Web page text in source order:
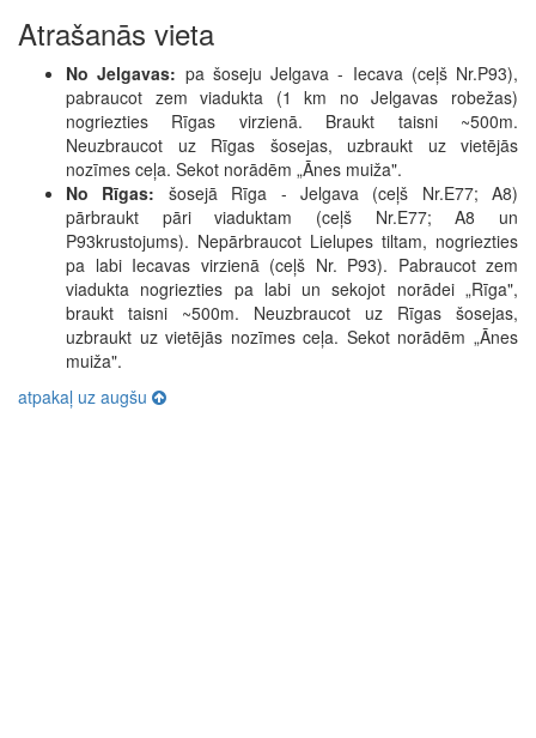
Atrašanās vieta
No Jelgavas: pa šoseju Jelgava - Iecava (ceļš Nr.P93),
pabraucot zem viadukta (1 km no Jelgavas robežas)
nogriezties Rīgas virzienā. Braukt taisni ~500m.
Neuzbraucot uz Rīgas šosejas, uzbraukt uz vietējās
nozīmes ceļa. Sekot norādēm „Ānes muiža".
No Rīgas: šosejā Rīga - Jelgava (ceļš Nr.E77; A8)
pārbraukt pāri viaduktam (ceļš Nr.E77; A8 un
P93krustojums). Nepārbraucot Lielupes tiltam, nogriezties
pa labi Iecavas virzienā (ceļš Nr. P93). Pabraucot zem
viadukta nogriezties pa labi un sekojot norādei „Rīga",
braukt taisni ~500m. Neuzbraucot uz Rīgas šosejas,
uzbraukt uz vietējās nozīmes ceļa. Sekot norādēm „Ānes
muiža".
atpakaļ uz augšu